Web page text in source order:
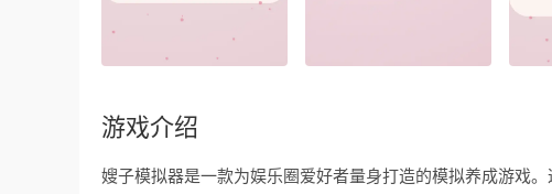
游戏介绍
嫂子模拟器是一款为娱乐圈爱好者量身打造的模拟养成游戏